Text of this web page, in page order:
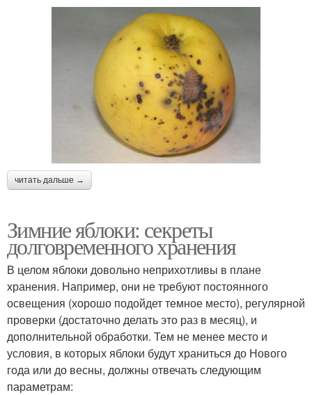
читать дальше →
Зимние яблоки: секреты
долговременного хранения
В целом яблоки довольно неприхотливы в плане
хранения. Например, они не требуют постоянного
освещения (хорошо подойдет темное место), регулярной
проверки (достаточно делать это раз в месяц), и
дополнительной обработки. Тем не менее место и
условия, в которых яблоки будут храниться до Нового
года или до весны, должны отвечать следующим
параметрам: